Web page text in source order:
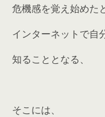
危機感を覚え始めた
インターネットで自
知ることとなる、
そこには、